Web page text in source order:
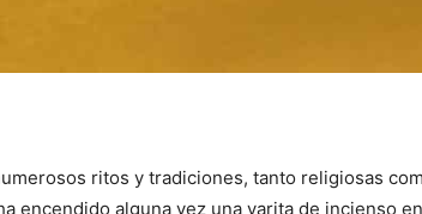
ritos y tradiciones, tanto religiosas
encendido alguna vez una varita de incienso